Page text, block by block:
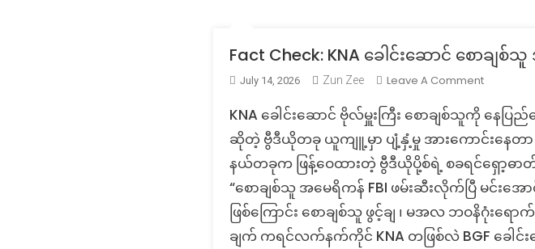
Fact Check: KNA ခေါင်းဆောင် စော
July 14, 2026 Zun Zee Leave A CommentOn
Check:
KNA
ခေါင်းဆော
စော
ချစ်သူ
အ
မေ
KNA ‌ခေါင်း‌ဆောင် ဗိုလ်မှူးကြီး စောချစ်သူကို နေပ
ဆိုတဲ့ ဗွီဒီယိုတခု ယူကျူ့မှာ ပျံ့နှံ့မှု အားကောင်းနေ
နယ်တခုက ဖြန့်ဝေထားတဲ့ ဗွီဒီယိုပို့စ်ရဲ့ စခရင်ရှော့ဓ
“စောချစ်သူ အမေရိကန် FBI ဖမ်းဆီးလိုက်ပြီ မင်းအေ
ဖြစ်ကြောင်း စောချစ်သူ ဖွင့်ချ ၊ မအလ ဘဝနိဂုံးရ
ချက် ကရင်လက်နက်ကိုင် KNA တဖြစ်လဲ BGF ‌ခေါင်